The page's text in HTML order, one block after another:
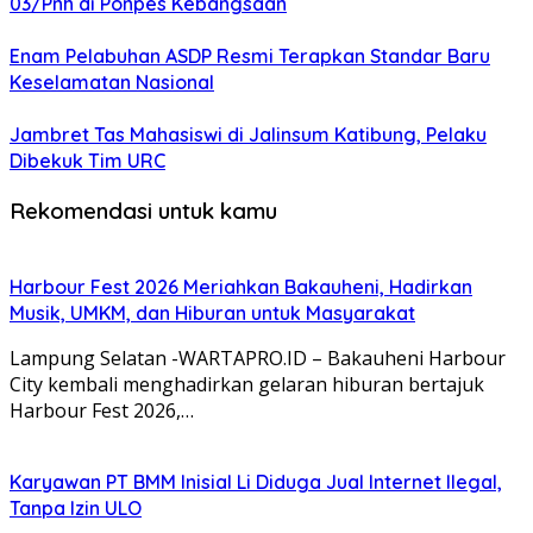
Enam Pelabuhan ASDP Resmi Terapkan Standar Baru
Keselamatan Nasional
Jambret Tas Mahasiswi di Jalinsum Katibung, Pelaku
Dibekuk Tim URC
Rekomendasi untuk kamu
Harbour Fest 2026 Meriahkan Bakauheni, Hadirkan
Musik, UMKM, dan Hiburan untuk Masyarakat
Lampung Selatan -WARTAPRO.ID – Bakauheni Harbour
City kembali menghadirkan gelaran hiburan bertajuk
Harbour Fest 2026,…
Karyawan PT BMM Inisial Li Diduga Jual Internet Ilegal,
Tanpa Izin ULO